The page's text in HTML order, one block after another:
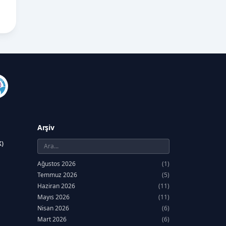
Arşiv
Ağustos 2026
(1)
Temmuz 2026
(5)
Haziran 2026
(11)
Mayıs 2026
(11)
Nisan 2026
(6)
Mart 2026
(6)